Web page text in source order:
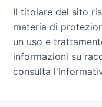
Il titolare del sito
materia di
un uso e
informazioni su
consulta